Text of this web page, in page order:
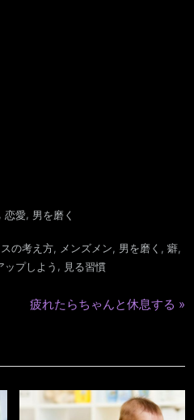
恋愛, 男を磨く
の考え方, メンズメン, 男を磨く , 癖,
ップしよう , 見る習慣
N
t
P
o
疲れたらちゃんと休息する